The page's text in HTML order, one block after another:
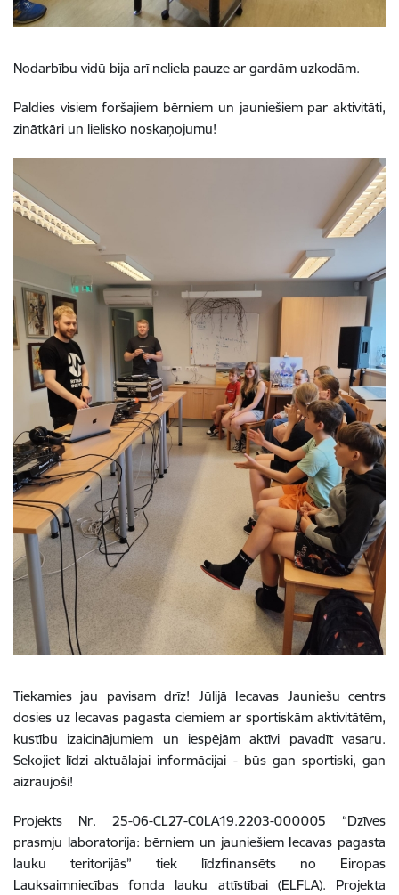
Nodarbību vidū bija arī neliela pauze ar gardām uzkodām.
Paldies visiem foršajiem bērniem un jauniešiem par aktivitāti,
zinātkāri un lielisko noskaņojumu!
Tiekamies jau pavisam drīz! Jūlijā Iecavas Jauniešu centrs
dosies uz Iecavas pagasta ciemiem ar sportiskām aktivitātēm,
kustību izaicinājumiem un iespējām aktīvi pavadīt vasaru.
Sekojiet līdzi aktuālajai informācijai - būs gan sportiski, gan
aizraujoši!
Projekts Nr. 25-06-CL27-C0LA19.2203-000005 “Dzīves
prasmju laboratorija: bērniem un jauniešiem Iecavas pagasta
lauku teritorijās” tiek līdzfinansēts no Eiropas
Lauksaimniecības fonda lauku attīstībai (ELFLA). Projekta